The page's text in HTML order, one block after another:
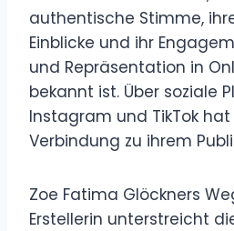
authentische Stimme,
Einblicke und ihr
und Repräsentation in
bekannt ist. Über soziale
Instagram und TikTok
Verbindung zu ihrem
Zoe Fatima Glöckners
Erstellerin unterstreicht